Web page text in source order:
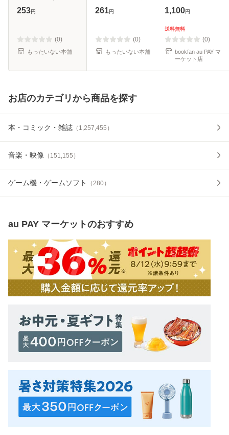
ログ文庫） / 石田
【メール便送料無
料】
253円
(0)
もったいない本舗
[文庫]【メール便送
261円
(0)
もったいない本舗
1,100円
送料無料
(0)
bookfan au PAY マ
ーケット店
お店のカテゴリから商品を探す
本・コミック・雑誌 （ 1,257,455 ）
音楽・映像 （ 151,155 ）
ゲーム機・ゲームソフト （280）
au PAY マーケットのおすすめ